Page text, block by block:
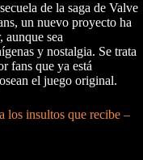
de la saga de Valve
un nuevo proyecto ha
aunque sea
y nostalgia. Se trata
fans que ya está
el juego original.
los insultos que recibe –